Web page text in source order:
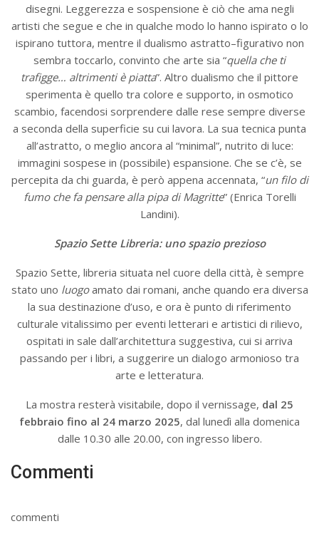
disegni. Leggerezza e sospensione è ciò che ama negli
artisti che segue e che in qualche modo lo hanno ispirato o lo
ispirano tuttora, mentre il dualismo astratto–figurativo non
sembra toccarlo, convinto che arte sia “quella che ti
trafigge… altrimenti è piatta”. Altro dualismo che il pittore
sperimenta è quello tra colore e supporto, in osmotico
scambio, facendosi sorprendere dalle rese sempre diverse
a seconda della superficie su cui lavora. La sua tecnica punta
all’astratto, o meglio ancora al “minimal”, nutrito di luce:
immagini sospese in (possibile) espansione. Che se c’è, se
percepita da chi guarda, è però appena accennata, “un filo di
fumo che fa pensare alla pipa di Magritte” (Enrica Torelli
Landini).
Spazio Sette Libreria: uno spazio prezioso
Spazio Sette, libreria situata nel cuore della città, è sempre
stato uno luogoamato dai romani, anche quando era diversa
la sua destinazione d’uso, e ora è punto di riferimento
culturale vitalissimo per eventi letterari e artistici di rilievo,
ospitati in sale dall’architettura suggestiva, cui si arriva
passando per i libri, a suggerire un dialogo armonioso tra
arte e letteratura.
La mostra resterà visitabile, dopo il vernissage, dal 25
febbraio fino al 24 marzo 2025, dal lunedì alla domenica
dalle 10.30 alle 20.00, con ingresso libero.
Commenti
commenti